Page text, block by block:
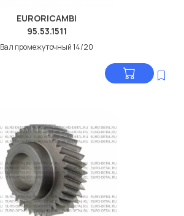
EURORICAMBI
95.53.1511
Вал промежуточный 14/20